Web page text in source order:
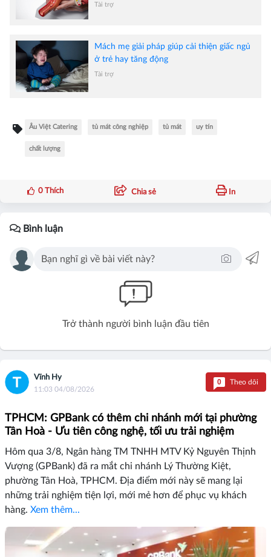
Tài trợ
Mách mẹ giải pháp giúp cải thiện giấc ngủ
ở trẻ hay tăng động
Tài trợ
Âu Việt Catering tủ mát công nghiệp tủ mát uy tín
chất lượng
0Thích Chia sẻ In
Bình luận
Trở thành người bình luận đầu tiên
Vĩnh Hy
11:03 04/08/2026
0 Theo dõi
TPHCM: GPBank có thêm chi nhánh mới tại phường
Tân Hoà - Ưu tiên công nghệ, tối ưu trải nghiệm
Hôm qua 3/8, Ngân hàng TM TNHH MTV Kỷ Nguyên Thịnh
Vượng (GPBank) đã ra mắt chi nhánh Lý Thường Kiệt,
phường Tân Hoà, TPHCM. Địa điểm mới này sẽ mang lại
những trải nghiệm tiện lợi, mới mẻ hơn để phục vụ khách
hàng. Xem thêm...